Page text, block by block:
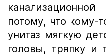
потому, что кому-
унитаз мягкую
головы, тряпку и